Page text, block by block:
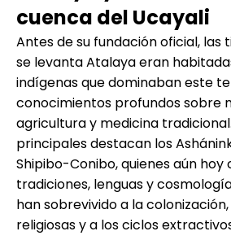
cuenca del Ucayali
Antes de su fundación oficial, las
se levanta Atalaya eran
indígenas que dominaban este
conocimientos profundos sobre
agricultura y medicina
principales destacan los
Shipibo-Conibo, quienes aún hoy
tradiciones, lenguas y
han sobrevivido a la
religiosas y a los ciclos